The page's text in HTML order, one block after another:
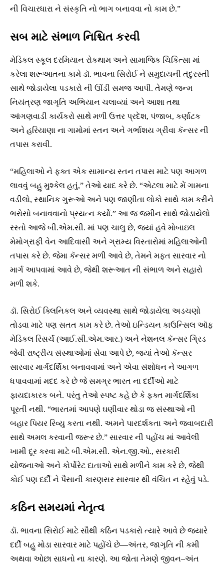
ની વિચારધારા ને સંસ્કૃતિ નો ભાગ બનાવવા નો કામ છે.”
સબ માટે સંભાળ નિશ્ચિત કરવી
મેડિકલ સ્કૂલ દરમિયાન રોકથામ અને સામાજિક ચિકિત્સા માં
કરેલા શરૂઆતના કામે ડૉ. ભાવના સિરોઈ ને સમુદાયની તંદુરસ્તી
સાથે જોડાયેલા પડકારો ની ઊંડી સમજ આપી. તેમણે જન્મ
નિયંત્રણ જાગૃતિ અભિયાન ચલાવ્યાં અને આશા તથા
આંગણવાડી કાર્યકરો સાથે મળી ઉત્તર પ્રદેશ, પંજાબ, કર્ણાટક
અને હરિયાણા ના ગામોમાં સ્તન અને ગર્ભાશય ગ્રીવા કૅન્સર ની
તપાસ કરાવી.
“મહિલાઓ ને ફક્ત એક સામાન્ય સ્તન તપાસ માટે પણ આગળ
લાવવું બહુ મુશ્કેલ હતું,” તેઓ યાદ કરે છે. “એટલા માટે મેં ગામના
વડીલો, સ્થાનિક ગુરૂઓ અને પણ જાણીતા લોકો સાથે કામ કરીને
ભરોસો બનાવવાનો પ્રયત્ન કર્યો.” આ જ જમીન સાથે જોડાયેલો
રસ્તો આજે બી.એમ.સી. માં પણ ચાલુ છે, જ્યાં હવે મોબાઇલ
મેમોગ્રાફી વેન આદિવાસી અને ગ્રામ્ય વિસ્તારોમાં મહિલાઓની
તપાસ કરે છે. જેમા કૅન્સર મળી આવે છે, તેમને મફત સારવાર નો
માર્ગ આપવામાં આવે છે, જેથી શરૂઆત ની સંભાળ અને સહારો
મળી શકે.
ડૉ. સિરોઈ ક્લિનિકલ અને વ્યવસ્થા સાથે જોડાયેલા અડચણો
તોડવા માટે પણ સતત કામ કરે છે. તેઓ ઇન્ડિયન કાઉન્સિલ ઑફ
મેડિકલ રિસર્ચ (આઈ.સી.એમ.આર.) અને નેશનલ કૅન્સર ગ્રિડ
જેવી રાષ્ટ્રીય સંસ્થાઓમાં સેવા આપે છે, જ્યાં તેઓ કૅન્સર
સારવાર માર્ગદર્શિકા બનાવવામાં અને એવા સંશોધન ને આગળ
ધપાવવામાં મદદ કરે છે જે સમગ્ર ભારત ના દર્દીઓ માટે
ફાયદાકારક બને. પરંતુ તેઓ સ્પષ્ટ કહે છે કે ફક્ત માર્ગદર્શિકા
પૂરતી નથી. “ભારતમાં આપણે ઘણીવાર થોડા જ સંસ્થાઓ ની
બહાર પિયર રિવ્યુ કરતા નથી. અમને પારદર્શકતા અને જવાબદારી
સાથે અમલ કરવાની જરૂર છે.” સારવાર ની પહોંચ માં આવેલી
ખામી દૂર કરવા માટે બી.એમ.સી. એન.જી.ઓ., સરકારી
યોજનાઓ અને કોર્પોરેટ દાતાઓ સાથે મળીને કામ કરે છે, જેથી
કોઈ પણ દર્દી ને પૈસાની કારણસર સારવાર થી વંચિત ન રહેવું પડે.
કઠિન સમયમાં નેતૃત્વ
ડૉ. ભાવના સિરોઈ માટે સૌથી કઠિન પડકારો ત્યારે આવે છે જ્યારે
દર્દી બહુ મોડા સારવાર માટે પહોંચે છે—અંતર, જાગૃતિ ની કમી
અથવા ઓછા સાધનો ના કારણે. આ જોતા તેમણે જીવન–અંત